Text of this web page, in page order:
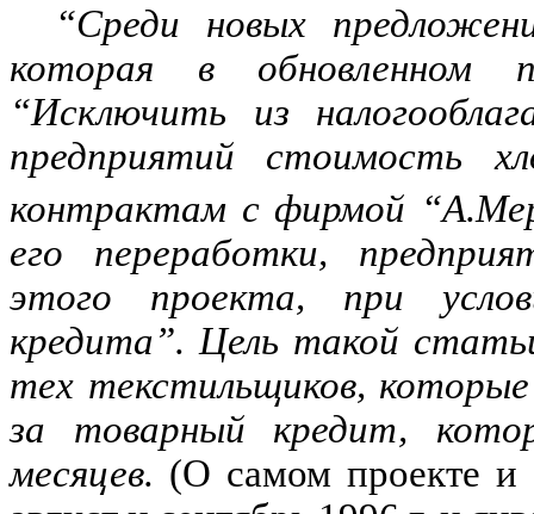
“Среди новых
которая в
“Исключить из
предприятий стоимость
контрактам с фирмой
его переработки,
этого проекта, при
кредита”. Цель такой
тех текстильщиков, которые
за товарный кредит,
месяцев. (О самом проекте и